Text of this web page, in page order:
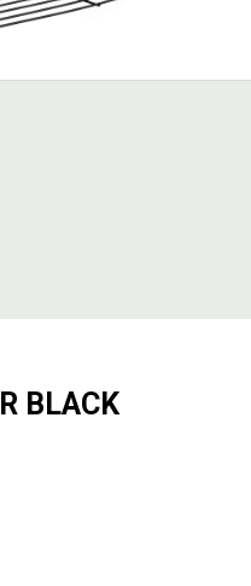
BLACK